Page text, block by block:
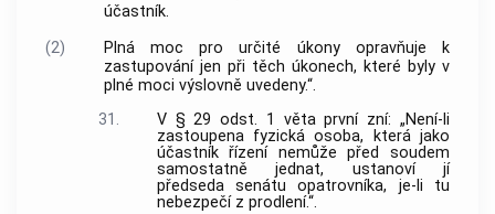
účastník.
(2)
Plná moc pro určité úkony opravňuje k
zastupování jen při těch úkonech, které byly v
plné moci výslovně uvedeny.“.
31.
V § 29 odst. 1 věta první zní: „Není-li
zastoupena fyzická osoba, která jako
účastník řízení nemůže před soudem
samostatně jednat, ustanoví jí
předseda senátu opatrovníka, je-li tu
nebezpečí z prodlení.“.